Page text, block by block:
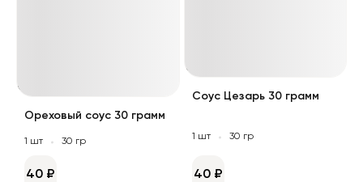
Ореховый соус 30 грамм
1 шт 30 гр
40 ₽
Соус Цезарь 30 грамм
1 шт 30 гр
40 ₽